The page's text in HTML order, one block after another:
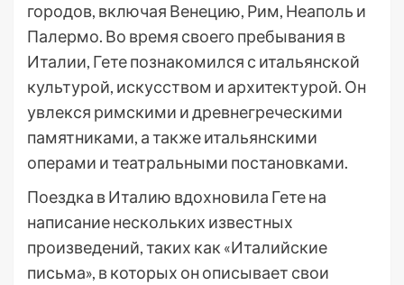
городов, включая Венецию, Рим, Неаполь и
Палермо. Во время своего пребывания в
Италии, Гете познакомился с итальянской
культурой, искусством и архитектурой. Он
увлекся римскими и древнегреческими
памятниками, а также итальянскими
операми и театральными постановками.
Поездка в Италию вдохновила Гете на
написание нескольких известных
произведений, таких как «Италийские
письма», в которых он описывает свои